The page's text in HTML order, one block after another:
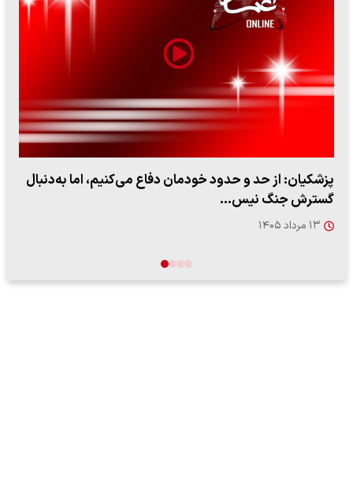
ببینید| سخنگوی سپاه: بازگشایی تنگه هرمز منوط به پذیرش
شروط ایران از…
۱۷ مرداد ۱۴۰۵